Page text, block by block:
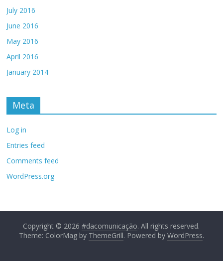
July 2016
June 2016
May 2016
April 2016
January 2014
Meta
Log in
Entries feed
Comments feed
WordPress.org
Copyright © 2026#dacomunicação. All rights reserved.
Theme: ColorMag by ThemeGrill. Powered by WordPress.